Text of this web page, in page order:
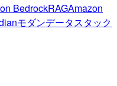
BedrockRAGAmazon
モダンデータスタック